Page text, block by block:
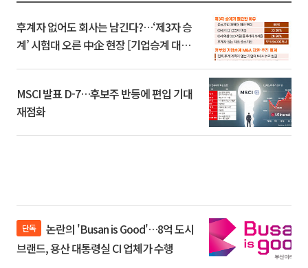
후계자 없어도 회사는 남긴다?…‘제3자 승
계’ 시험대 오른 中企 현장 [기업승계 대전
MSCI 발표 D-7…후보주 반등에 편입 기대
재점화
단독
브랜드, 용산 대통령실 CI 업체가 수행